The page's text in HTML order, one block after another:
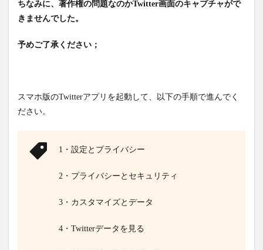
ちなみに、著作権の問題なのかTwitter画面のキャプチャがで
きませんでした。
予めご了承ください；
スマホ版のTwitterアプリを起動して、以下の手順で進んでく
ださい。
1・設定とプライバシー
2・プライバシーとセキュリティ
3・カスタマイズとデータ
4・Twitterデータを見る